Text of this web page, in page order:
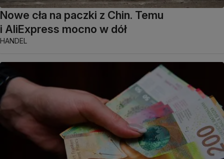
Nowe cła na paczki z Chin. Temu
i AliExpress mocno w dół
HANDEL